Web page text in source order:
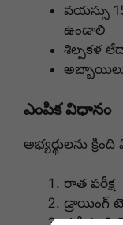
వయస్సు
ఉండాలి
శిల్పకళ
అబ్బాయిలు
ఎంపిక విధానం
అభ్యర్థులను
రాత పరీక్ష
డ్రాయింగ్